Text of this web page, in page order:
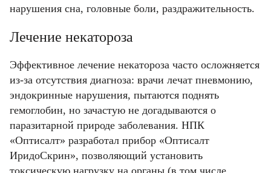
нарушения сна, головные боли, раздражительность.
Лечение некатороза
Эффективное лечение некатороза часто осложняется
из-за отсутствия диагноза: врачи лечат пневмонию,
эндокринные нарушения, пытаются поднять
гемоглобин, но зачастую не догадываются о
паразитарной природе заболевания. НПК
«Оптисалт» разработал прибор «Оптисалт
ИридоСкрин», позволяющий установить
токсическую нагрузку на органы (в том числе,